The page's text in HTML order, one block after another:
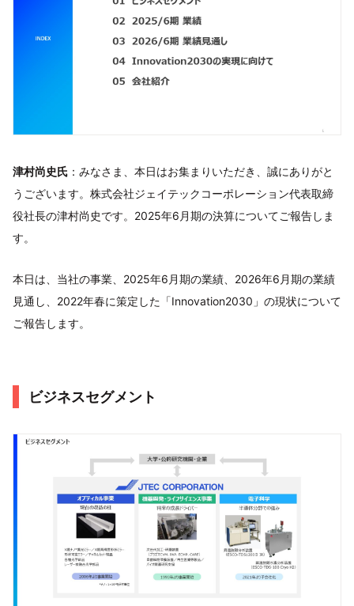
津村尚史氏 ：みなさま、本日はお集まりいただき、誠にありがと
うございます。株式会社ジェイテックコーポレーション代表取締
役社長の津村尚史です。2025年6月期の決算についてご報告しま
す。
本日は、当社の事業、2025年6月期の業績、2026年6月期の業績
見通し、2022年春に策定した「Innovation2030」の現状について
ご報告します。
ビジネスセグメント